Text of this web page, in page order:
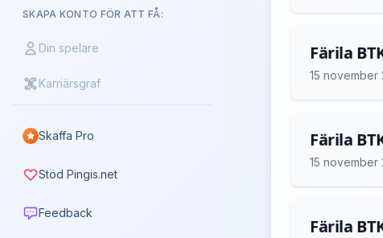
SKAPA KONTO FÖR ATT FÅ:
Din spelare
Karriärsgraf
Skaffa Pro
Stöd Pingis.net
Feedback
Färila
15 november
Färila
15 november
Färila